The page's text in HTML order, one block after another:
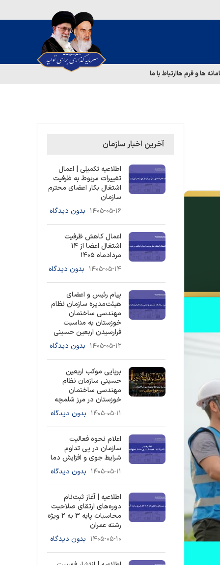
ها و فرم هاارتباط با ما
آخرین اخبار سازمان
اطلاعیه تکمیلی | اعمال
تغییرات مربوط به ظرفیت
اشتغال بکار اعضای محترم
سازمان
۱۴۰۵-۰۵-۱۶ بدون دیدگاه
اعمال کاهش ظرفیت
اشتغال اعضا از ۱۴
مردادماه ۱۴۰۵
۱۴۰۵-۰۵-۱۴ بدون دیدگاه
پیام رئیس و اعضای
هیئت‌مدیره سازمان نظام
مهندسی ساختمان
خوزستان به مناسبت
فرارسیدن اربعین حسینی
۱۴۰۵-۰۵-۱۲ بدون دیدگاه
برپایی موکب اربعین
حسینی سازمان نظام
مهندسی ساختمان
خوزستان در مرز شلمچه
۱۴۰۵-۰۵-۱۱ بدون دیدگاه
اعلام نحوه فعالیت
سازمان در پی تداوم
شرایط جوی و افزایش دما
۱۴۰۵-۰۵-۱۱ بدون دیدگاه
اطلاعیه | آغاز ثبت‌نام
دوره‌های ارتقای صلاحیت
محاسبات پایه 3 به ۲ ویژه
رشته عمران
۱۴۰۵-۰۵-۱۰ بدون دیدگاه